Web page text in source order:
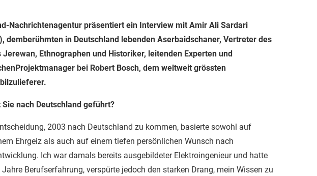
Nachrichtenagentur präsentiert ein Interview mit Amir Ali Sardari
demberühmten in Deutschland lebenden Aserbaidschaner, Vertreter des
Jerewan, Ethnographen und Historiker, leitenden Experten und
bei Robert Bosch, dem weltweit grössten
Sie nach Deutschland geführt?
2003 nach Deutschland zu kommen, basierte sowohl auf
Ehrgeiz als auch auf einem tiefen persönlichen Wunsch nach
Ich war damals bereits ausgebildeter Elektroingenieur und hatte
Jahre Berufserfahrung, verspürte jedoch den starken Drang, mein Wissen zu